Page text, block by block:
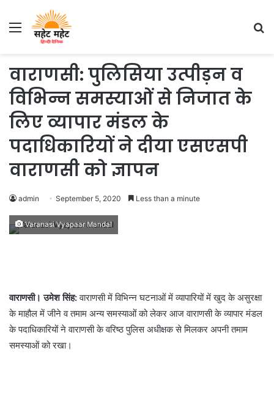
Menu
वाराणसी: पुलिसिया उत्पीड़न व
विभिन्न समस्याओं से निजात के
लिए व्यापार मंडल के
पदाधिकारियों ने दीया एसएसपी
वाराणसी को ज्ञापन
admin September 5, 2020 Less than a minute
Varanasi Vyapaar Mandal
वाराणसी। उमेश सिंह:वाराणसी में विभिन्न घटनाओं में व्यापारियों में खुद के असुरक्षा
के माहौल में जीने व तमाम अन्य समस्याओं को लेकर आज वाराणसी के व्यापार मंडल
के पदाधिकारियों ने वाराणसी के वरिष्ठ पुलिस अधीक्षक से मिलकर अपनी तमाम
समस्याओं को रखा।